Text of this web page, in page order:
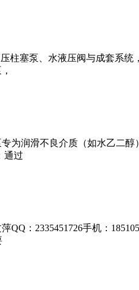
柱塞泵、水液压阀与成套系
为润滑不良介质（如水乙二
通过
：2335451726手机：